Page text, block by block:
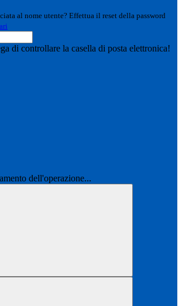
al nome utente? Effettua il reset della password
di controllare la casella di posta elettronica!
dell'operazione...